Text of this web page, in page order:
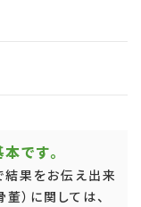
です。
結果をお伝え出来
）に関しては、